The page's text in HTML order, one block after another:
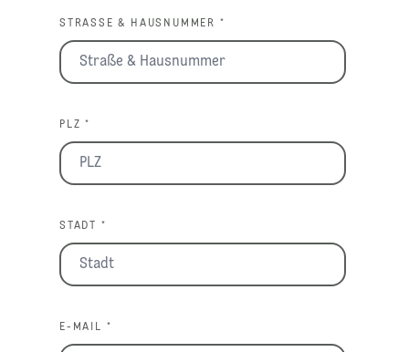
STRASSE & HAUSNUMMER *
PLZ *
STADT *
E-MAIL *